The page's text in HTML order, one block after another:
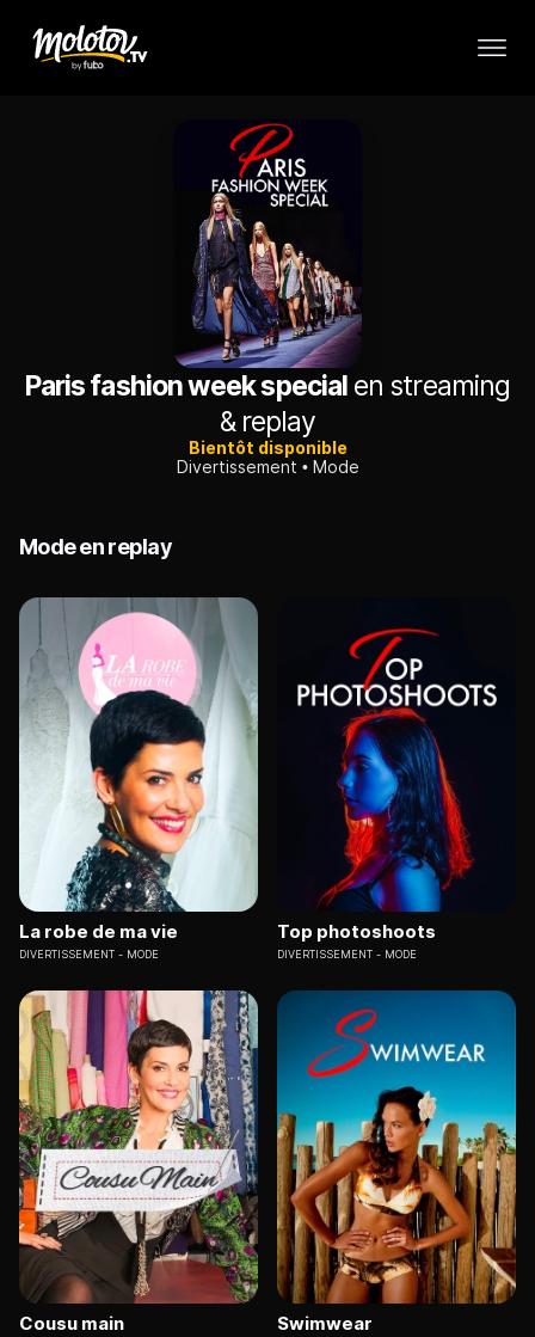
Paris fashion week special en streaming
& replay
Bientôt disponible
Divertissement
Mode
Mode en replay
La robe de ma vie
DIVERTISSEMENT MODE
Top photoshoots
DIVERTISSEMENT MODE
Cousu main Swimwear